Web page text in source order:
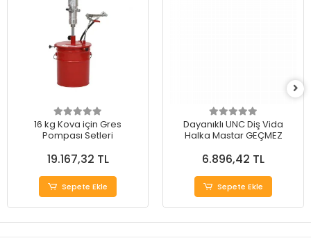
16 kg Kova için Gres
Pompası Setleri
19.167,32 TL
Sepete Ekle
Dayanıklı UNC Diş Vida
Halka Mastar GEÇMEZ
6.896,42 TL
Sepete Ekle